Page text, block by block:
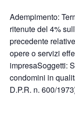
Adempimento:
ritenute del 4%
precedente
opere o servizi
impresaSoggetti:
condomini in
D.P.R. n. 600/